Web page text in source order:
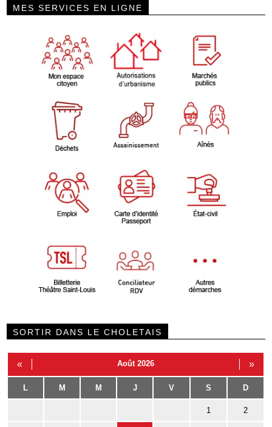
MES SERVICES EN LIGNE
SORTIR DANS LE CHOLETAIS
« Août 2026 »
L M M J V S D
1 2